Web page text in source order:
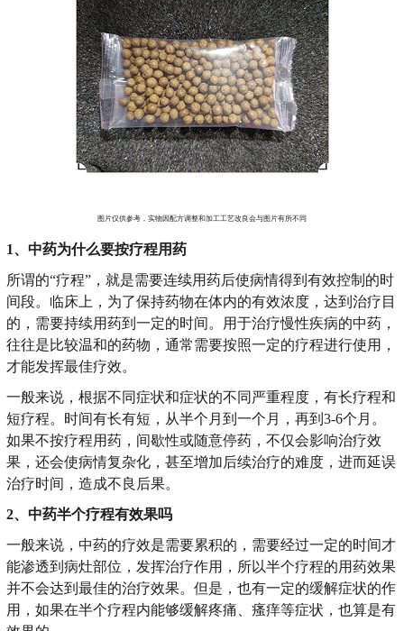
图片仅供参考，实物因配方调整和加工工艺改良会与图片有所不同
1、中药为什么要按疗程用药
所谓的“疗程”，就是需要连续用药后使病情得到有效控制的时
间段。临床上，为了保持药物在体内的有效浓度，达到治疗目
的，需要持续用药到一定的时间。用于治疗慢性疾病的中药，
往往是比较温和的药物，通常需要按照一定的疗程进行使用，
才能发挥最佳疗效。
一般来说，根据不同症状和症状的不同严重程度，有长疗程和
短疗程。时间有长有短，从半个月到一个月，再到3-6个月。
如果不按疗程用药，间歇性或随意停药，不仅会影响治疗效
果，还会使病情复杂化，甚至增加后续治疗的难度，进而延误
治疗时间，造成不良后果。
2、中药半个疗程有效果吗
一般来说，中药的疗效是需要累积的，需要经过一定的时间才
能渗透到病灶部位，发挥治疗作用，所以半个疗程的用药效果
并不会达到最佳的治疗效果。但是，也有一定的缓解症状的作
用，如果在半个疗程内能够缓解疼痛、瘙痒等症状，也算是有